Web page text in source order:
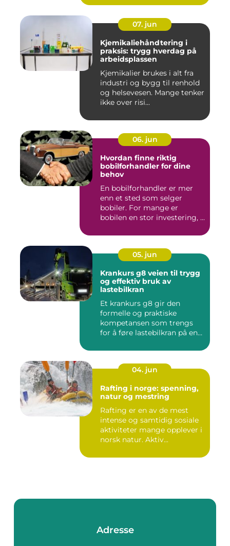
07. jun
Kjemikaliehåndtering i
praksis: trygg hverdag på
arbeidsplassen
Kjemikalier brukes i alt fra
industri og bygg til renhold
og helsevesen. Mange tenker
ikke over risi...
06. jun
Hvordan finne riktig
bobilforhandler for dine
behov
En bobilforhandler er mer
enn et sted som selger
bobiler. For mange er
bobilen en stor investering, ...
05. jun
Krankurs g8 veien til trygg
og effektiv bruk av
lastebilkran
Et krankurs g8 gir den
formelle og praktiske
kompetansen som trengs
for å føre lastebilkran på en
04. jun
Rafting i norge: spenning,
natur og mestring
Rafting er en av de mest
intense og samtidig sosiale
aktiviteter mange opplever i
norsk natur. Aktiv...
Adresse